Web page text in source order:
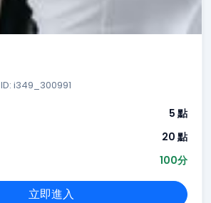
ID: i349_300991
5 點
20 點
100分
立即進入